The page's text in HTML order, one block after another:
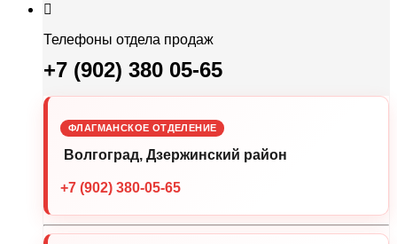
Телефоны отдела продаж
+7 (902) 380 05-65
ФЛАГМАНСКОЕ ОТДЕЛЕНИЕ
Волгоград, Дзержинский район
+7 (902) 380-05-65